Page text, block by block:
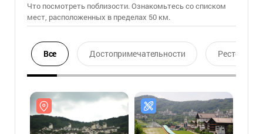
Что посмотреть поблизости. Ознакомьтесь со списком
мест, расположенных в пределах 50 км.
Все Достопримечательности Ресторан